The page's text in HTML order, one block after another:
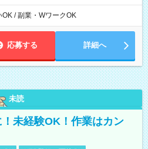
記の時間帯内であれば、いつでも勤務可
で、お好きな曜日でご勤務いただけま
に、自由な働き方が可能なお仕事です！
/ 副業・WワークOK
応募する 詳細へ
未読
未経験OK！作業はカン